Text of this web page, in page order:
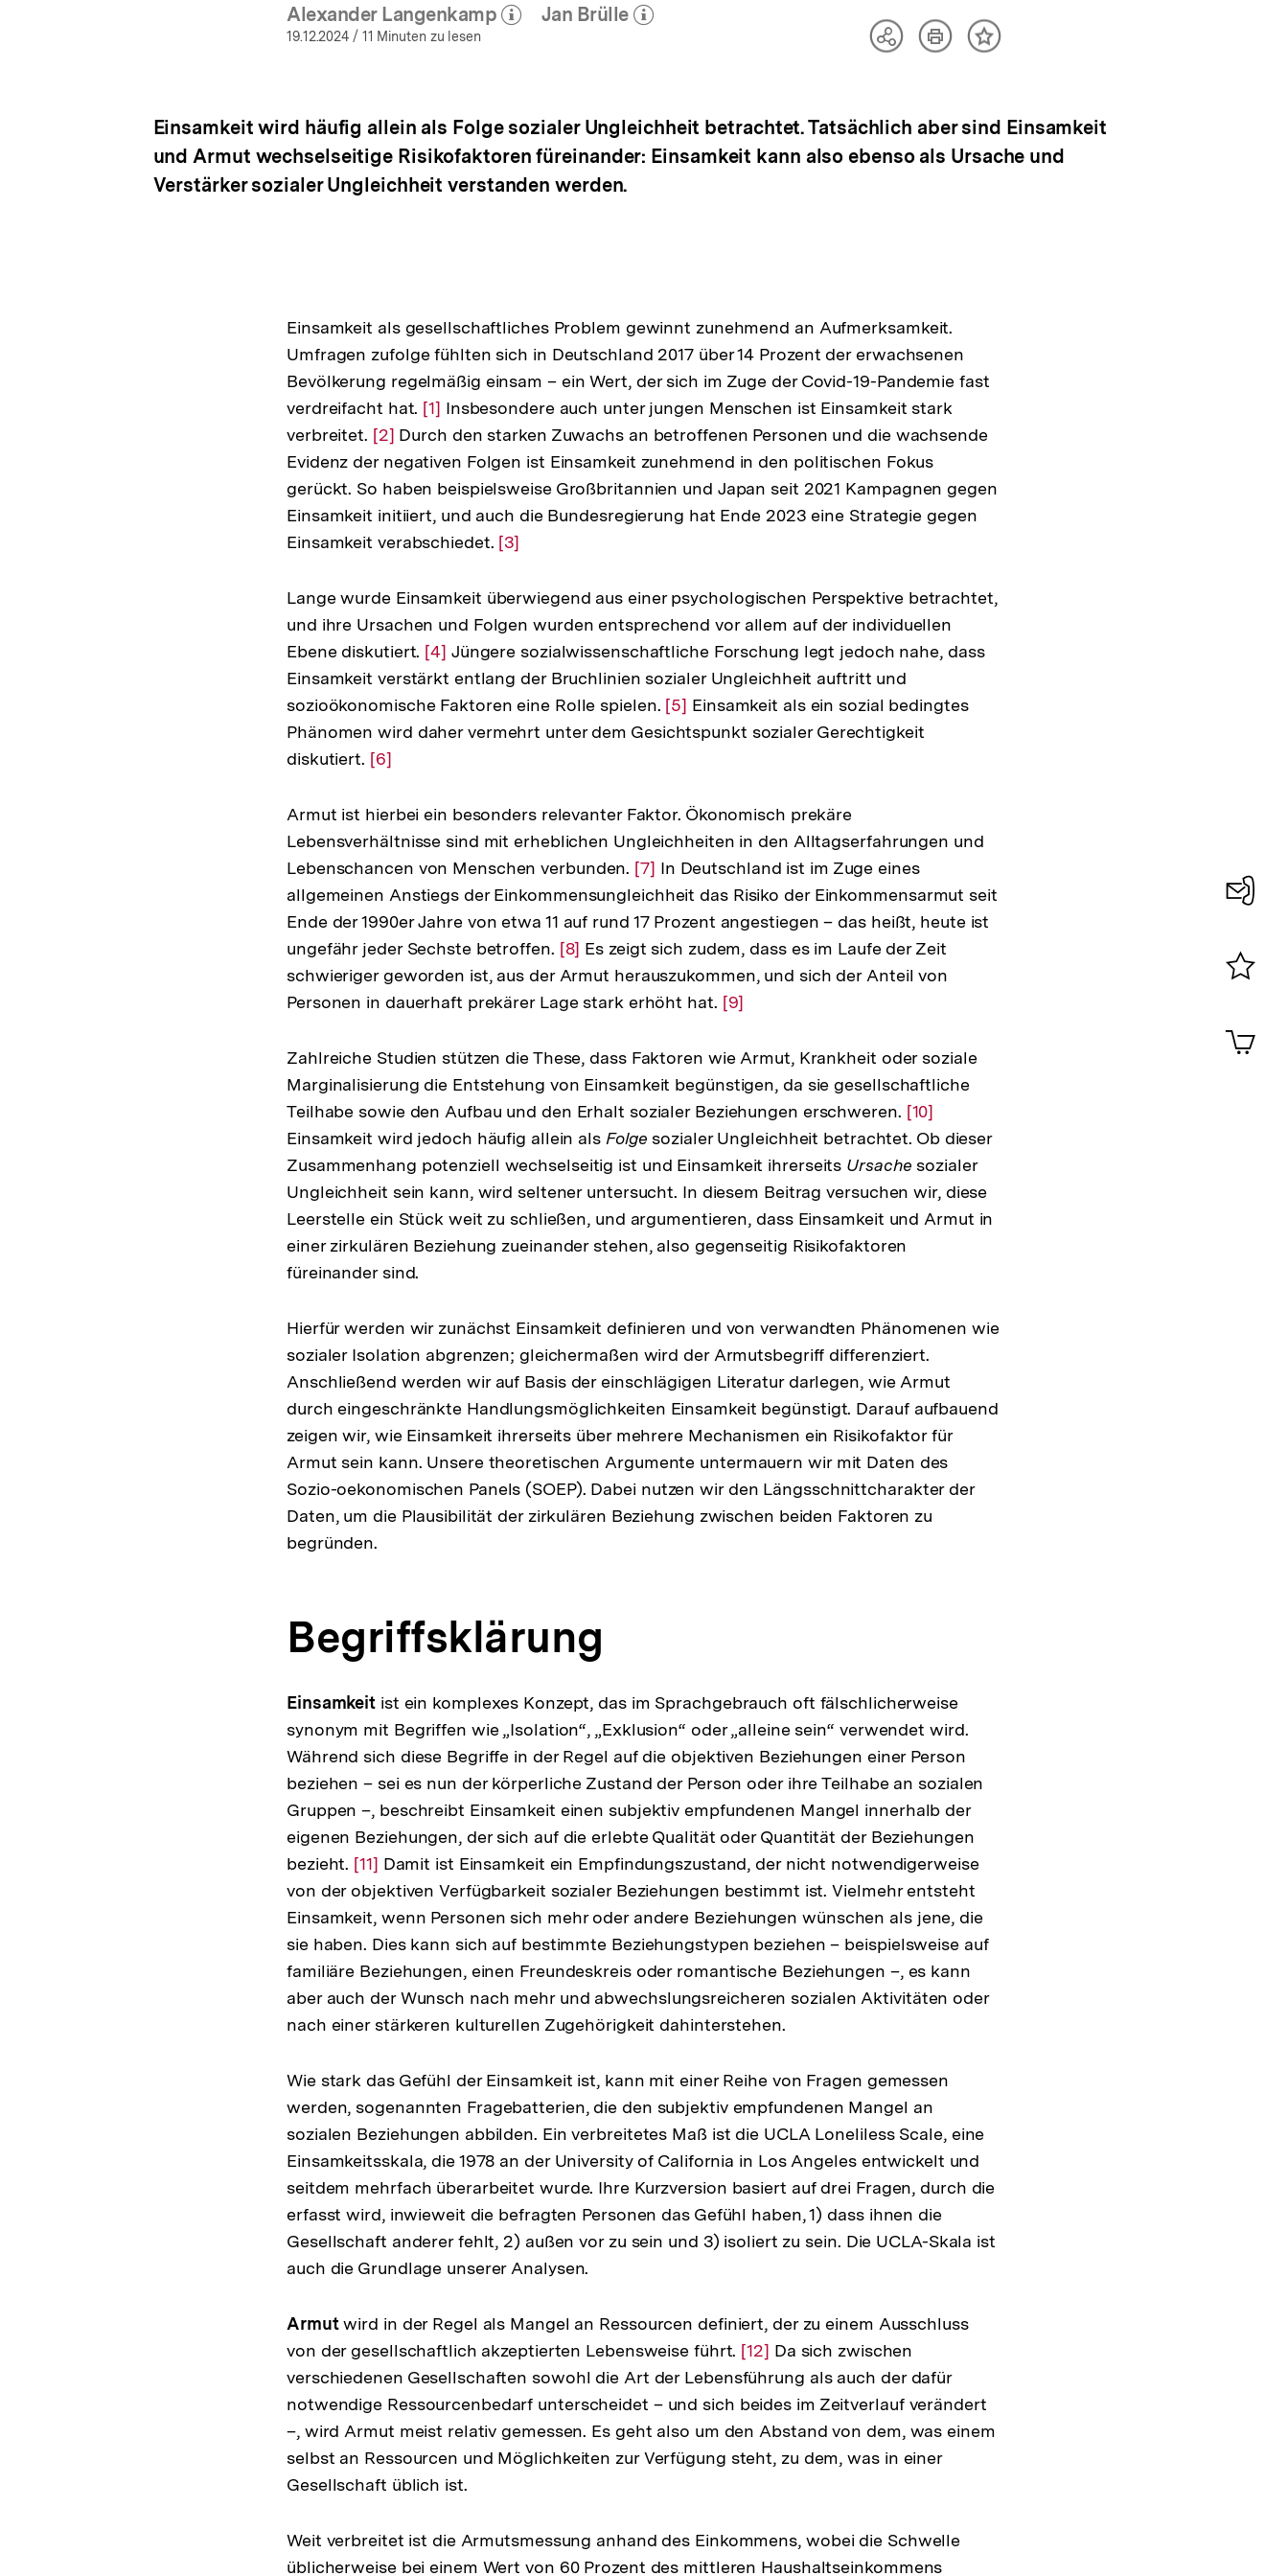
Alexander Langenkamp
(Mehr zum Autor)
Jan Brülle
(Mehr zum Autor)
19.12.2024 / 11 Minuten zu lesen
TeilenArtikelInhalt
Einsamkeit wird häufig allein als Folge sozialer Ungleichheit betrachtet. Tatsächlich aber sind Einsamkeit
und Armut wechselseitige Risikofaktoren füreinander: Einsamkeit kann also ebenso als Ursache und
Verstärker sozialer Ungleichheit verstanden werden.
Einsamkeit als gesellschaftliches Problem gewinnt zunehmend an Aufmerksamkeit.
Umfragen zufolge fühlten sich in Deutschland 2017 über 14 Prozent der erwachsenen
Bevölkerung regelmäßig einsam – ein Wert, der sich im Zuge der Covid-19-Pandemie fast
verdreifacht hat. Zur
Auflösung
der
Fußnote
[1] Insbesondere auch unter jungen Menschen ist Einsamkeit stark
verbreitet. Zur
Auflösung
der
Fußnote
[2] Durch den starken Zuwachs an betroffenen Personen und die wachsende
Evidenz der negativen Folgen ist Einsamkeit zunehmend in den politischen Fokus
gerückt. So haben beispielsweise Großbritannien und Japan seit 2021 Kampagnen gegen
Einsamkeit initiiert, und auch die Bundesregierung hat Ende 2023 eine Strategie gegen
Einsamkeit verabschiedet. Zur
der
Fußnote
[3]
Lange wurde Einsamkeit überwiegend aus einer psychologischen Perspektive betrachtet,
und ihre Ursachen und Folgen wurden entsprechend vor allem auf der individuellen
Ebene diskutiert. Zur
Auflösung
der
Fußnote
[4] Jüngere sozialwissenschaftliche Forschung legt jedoch nahe, dass
Einsamkeit verstärkt entlang der Bruchlinien sozialer Ungleichheit auftritt und
sozioökonomische Faktoren eine Rolle spielen. Zur
Auflösung
[5] Einsamkeit als ein sozial bedingtes
Phänomen wird daher vermehrt unter dem Gesichtspunkt sozialer Gerechtigkeit
diskutiert. Zur
der
Fußnote
[6]
Armut ist hierbei ein besonders relevanter Faktor. Ökonomisch prekäre
Lebensverhältnisse sind mit erheblichen Ungleichheiten in den Alltagserfahrungen und
Lebenschancen von Menschen verbunden. Zur
Auflösung
der
Fußnote
[7] In Deutschland ist im Zuge eines
allgemeinen Anstiegs der Einkommensungleichheit das Risiko der Einkommensarmut seit
Ende der 1990er Jahre von etwa 11 auf rund 17 Prozent angestiegen – das heißt, heute ist
ungefähr jeder Sechste betroffen. Zur
Auflösung
der
[8] Es zeigt sich zudem, dass es im Laufe der Zeit
schwieriger geworden ist, aus der Armut herauszukommen, und sich der Anteil von
Personen in dauerhaft prekärer Lage stark erhöht hat. Zur
der
Fußnote
[9]
Zahlreiche Studien stützen die These, dass Faktoren wie Armut, Krankheit oder soziale
Marginalisierung die Entstehung von Einsamkeit begünstigen, da sie gesellschaftliche
Teilhabe sowie den Aufbau und den Erhalt sozialer Beziehungen erschweren. Zur
Auflösung
der
Fußnote
[10]
Einsamkeit wird jedoch häufig allein als Folge sozialer Ungleichheit betrachtet. Ob dieser
Zusammenhang potenziell wechselseitig ist und Einsamkeit ihrerseits Ursache sozialer
Ungleichheit sein kann, wird seltener untersucht. In diesem Beitrag versuchen wir, diese
Leerstelle ein Stück weit zu schließen, und argumentieren, dass Einsamkeit und Armut in
einer zirkulären Beziehung zueinander stehen, also gegenseitig Risikofaktoren
füreinander sind.
Hierfür werden wir zunächst Einsamkeit definieren und von verwandten Phänomenen wie
sozialer Isolation abgrenzen; gleichermaßen wird der Armutsbegriff differenziert.
Anschließend werden wir auf Basis der einschlägigen Literatur darlegen, wie Armut
durch eingeschränkte Handlungsmöglichkeiten Einsamkeit begünstigt. Darauf aufbauend
zeigen wir, wie Einsamkeit ihrerseits über mehrere Mechanismen ein Risikofaktor für
Armut sein kann. Unsere theoretischen Argumente untermauern wir mit Daten des
Sozio-oekonomischen Panels (SOEP). Dabei nutzen wir den Längsschnittcharakter der
Daten, um die Plausibilität der zirkulären Beziehung zwischen beiden Faktoren zu
begründen.
Begriffsklärung
Einsamkeit ist ein komplexes Konzept, das im Sprachgebrauch oft fälschlicherweise
synonym mit Begriffen wie „Isolation“, „Exklusion“ oder „alleine sein“ verwendet wird.
Während sich diese Begriffe in der Regel auf die objektiven Beziehungen einer Person
beziehen – sei es nun der körperliche Zustand der Person oder ihre Teilhabe an sozialen
Gruppen –, beschreibt Einsamkeit einen subjektiv empfundenen Mangel innerhalb der
eigenen Beziehungen, der sich auf die erlebte Qualität oder Quantität der Beziehungen
bezieht. Zur
Auflösung
der
Fußnote
[11] Damit ist Einsamkeit ein Empfindungszustand, der nicht notwendigerweise
von der objektiven Verfügbarkeit sozialer Beziehungen bestimmt ist. Vielmehr entsteht
Einsamkeit, wenn Personen sich mehr oder andere Beziehungen wünschen als jene, die
sie haben. Dies kann sich auf bestimmte Beziehungstypen beziehen – beispielsweise auf
familiäre Beziehungen, einen Freundeskreis oder romantische Beziehungen –, es kann
aber auch der Wunsch nach mehr und abwechslungsreicheren sozialen Aktivitäten oder
nach einer stärkeren kulturellen Zugehörigkeit dahinterstehen.
Wie stark das Gefühl der Einsamkeit ist, kann mit einer Reihe von Fragen gemessen
werden, sogenannten Fragebatterien, die den subjektiv empfundenen Mangel an
sozialen Beziehungen abbilden. Ein verbreitetes Maß ist die UCLA Loneliless Scale, eine
Einsamkeitsskala, die 1978 an der University of California in Los Angeles entwickelt und
seitdem mehrfach überarbeitet wurde. Ihre Kurzversion basiert auf drei Fragen, durch die
erfasst wird, inwieweit die befragten Personen das Gefühl haben, 1) dass ihnen die
Gesellschaft anderer fehlt, 2) außen vor zu sein und 3) isoliert zu sein. Die UCLA-Skala ist
auch die Grundlage unserer Analysen.
Armutwird in der Regel als Mangel an Ressourcen definiert, der zu einem Ausschluss
von der gesellschaftlich akzeptierten Lebensweise führt. Zur
Auflösung
der
Fußnote
[12] Da sich zwischen
verschiedenen Gesellschaften sowohl die Art der Lebensführung als auch der dafür
notwendige Ressourcenbedarf unterscheidet – und sich beides im Zeitverlauf verändert
–, wird Armut meist relativ gemessen. Es geht also um den Abstand von dem, was einem
selbst an Ressourcen und Möglichkeiten zur Verfügung steht, zu dem, was in einer
Gesellschaft üblich ist.
Weit verbreitet ist die Armutsmessung anhand des Einkommens, wobei die Schwelle
üblicherweise bei einem Wert von 60 Prozent des mittleren Haushaltseinkommens